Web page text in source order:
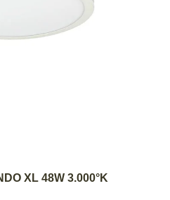
AL CARRITO
XL 48W 3.000°K